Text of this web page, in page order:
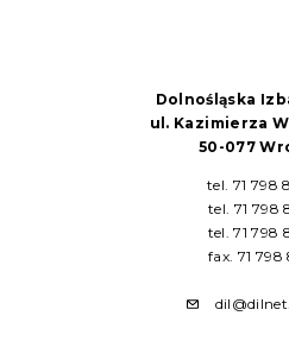
Dolnośląska
ul. Kazimierza
50-077
tel. 71 798
tel. 71 798
tel. 71 798
fax. 71 798